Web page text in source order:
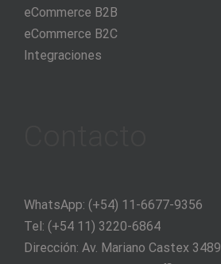
eCommerce B2B
eCommerce B2C
Integraciones
WhatsApp: (+54) 11-6677-9356
Tel: (+54 11) 3220-6864
Dirección: Av. Mariano Castex 3489